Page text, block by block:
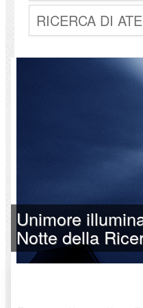
RICERCA DI
Unimore
Notte della